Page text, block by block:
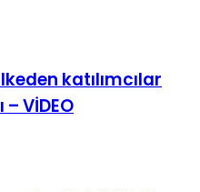
katılımcılar
VİDEO